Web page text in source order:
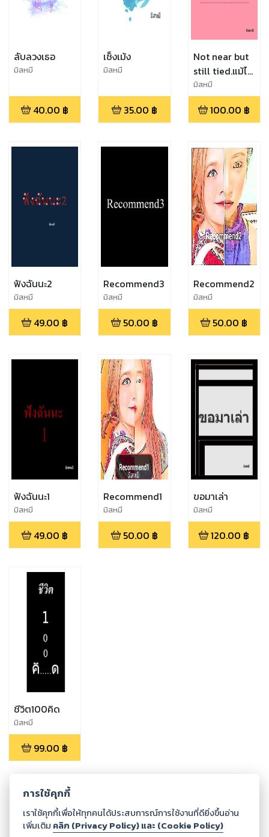
ลับลวงเธอ
มิสหมี
40.00 ฿
เช็งเม้ง
มิสหมี
35.00 ฿
Not near but
still tied.แม้ไม่
ได้อยู่ใกล้แต่ใจ
ยังผูกพันธ์...
มิสหมี
100.00 ฿
ฟังฉันนะ2
มิสหมี
49.00 ฿
Recommend3
มิสหมี
50.00 ฿
Recommend2
มิสหมี
50.00 ฿
ฟังฉันนะ1
มิสหมี
49.00 ฿
Recommend1
มิสหมี
50.00 ฿
ขอมาเล่า
มิสหมี
120.00 ฿
ชีวิต100คิด
มิสหมี
99.00 ฿
การใช้คุกกี้
เราใช้คุกกี้เพื่อให้ทุกคนได้ประสบการณ์การใช้งานที่ดียิ่งขึ้นอ่าน
เพิ่มเติม คลิก (Privacy Policy) และ (Cookie Policy)